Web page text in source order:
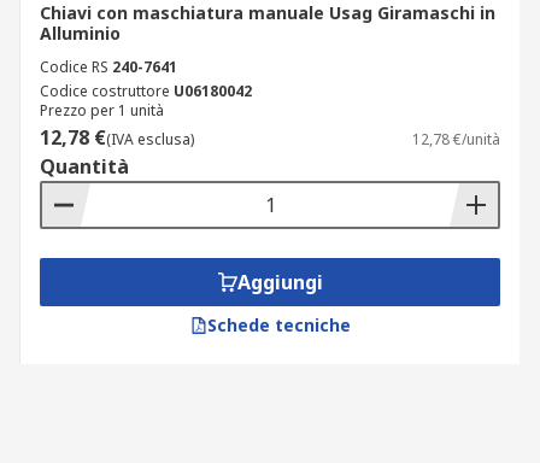
Chiavi con maschiatura manuale Usag Giramaschi in
Alluminio
Codice RS 240-7641
Codice costruttore U06180042
Prezzo per 1 unità
12,78 €(IVA esclusa) 12,78 €/unità
Quantità
Aggiungi
Schede tecniche